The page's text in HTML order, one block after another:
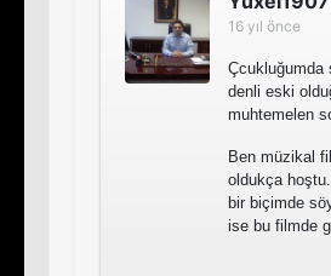
16 yıl önce
Çcukluğumda
denli eski
muhtemelen
Ben müzikal
oldukça
bir biçimde
ise bu filmde